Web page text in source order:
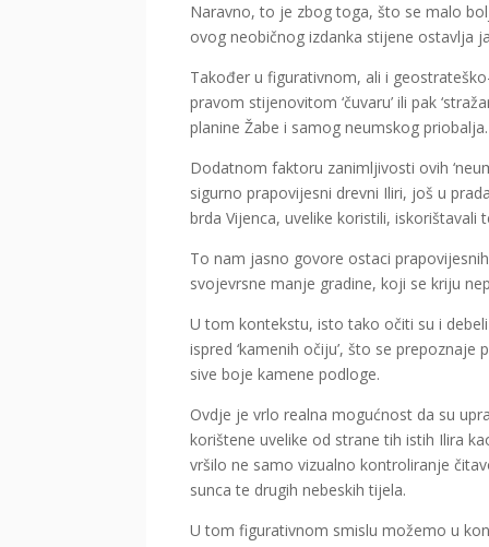
Naravno, to je zbog toga, što se malo
ovog neobičnog izdanka stijene ostavlja
Također u figurativnom, ali i
pravom stijenovitom ‘čuvaru’ ili pak
planine Žabe i samog neumskog priobalja.
Dodatnom faktoru zanimljivosti ovih
sigurno prapovijesni drevni Iliri, još u
brda Vijenca, uvelike koristili,
To nam jasno govore ostaci
svojevrsne manje gradine, koji se kriju
U tom kontekstu, isto tako očiti su i
ispred ‘kamenih očiju’, što se
sive boje kamene podloge.
Ovdje je vrlo realna mogućnost da su
korištene uvelike od strane tih istih Ilira
vršilo ne samo vizualno kontroliranje
sunca te drugih nebeskih tijela.
U tom figurativnom smislu možemo u